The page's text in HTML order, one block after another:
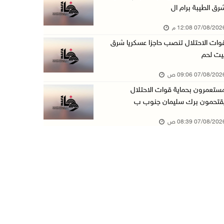
الطقس: أجواء صافية صيفية والحرارة حول معدلها ...
تواصل انتهاكات الاحتلال والمستعمرين: اعتقالات ...
06/آب/2026 11:14 م
الطيبة برام ال
08/2026 12:08 م
الاحتلال تنصب حاجزا عسكريا شرق
لحم
08/2026 09:06 ص
بحماية قوات الاحتلال
برك سليمان جنوب ب
08/2026 08:39 ص